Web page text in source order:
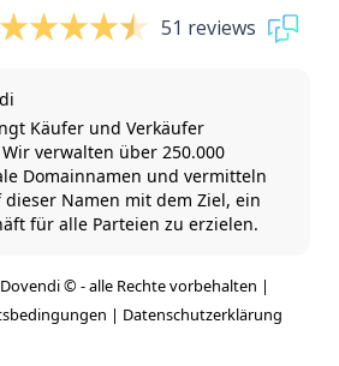
51 reviews
Käufer und Verkäufer
verwalten über 250.000
Domainnamen und vermitteln
dieser Namen mit dem Ziel, ein
für alle Parteien zu erzielen.
© - alle Rechte vorbehalten |
| Datenschutzerklärung